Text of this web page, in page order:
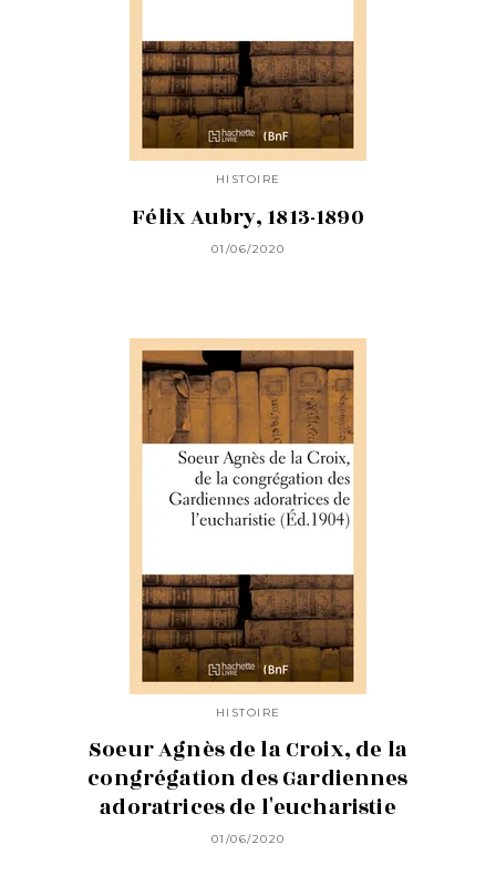
HISTOIRE
Félix Aubry, 1813-1890
01/06/2020
HISTOIRE
Soeur Agnès de la Croix, de la
congrégation des Gardiennes
adoratrices de l'eucharistie
01/06/2020